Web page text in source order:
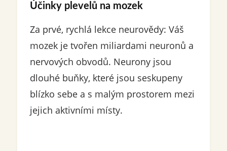
Účinky plevelů na mozek
Za prvé, rychlá lekce neurovědy: Váš
mozek je tvořen miliardami neuronů a
nervových obvodů. Neurony jsou
dlouhé buňky, které jsou seskupeny
blízko sebe a s malým prostorem mezi
jejich aktivními místy.